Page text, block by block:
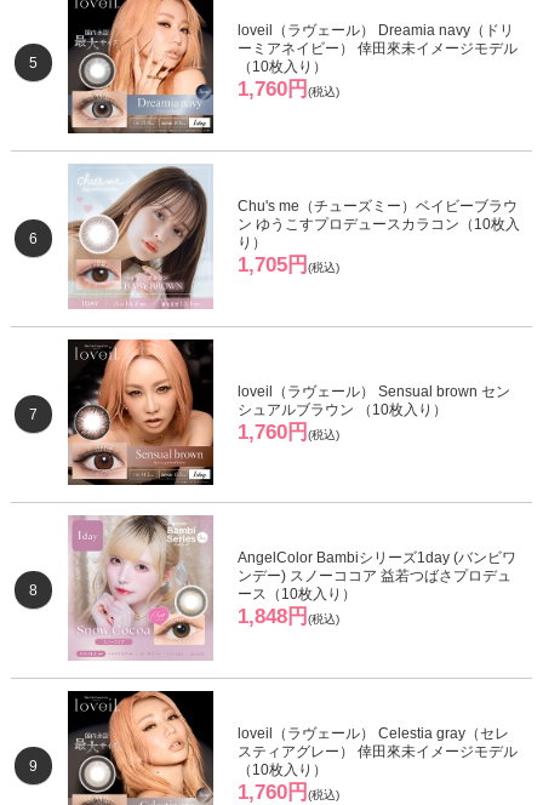
5
loveil（ラヴェール） Dreamia navy（ドリ
ーミアネイビー） 倖田來未イメージモデル
（10枚入り）
1,760円 (税込)
6
Chu's me（チューズミー）ベイビーブラウ
ン ゆうこすプロデュースカラコン（10枚入
り）
1,705円 (税込)
7
loveil（ラヴェール） Sensual brown セン
シュアルブラウン （10枚入り）
1,760円 (税込)
8
AngelColor Bambiシリーズ1day (バンビワ
ンデー) スノーココア 益若つばさプロデュ
ース（10枚入り）
1,848円 (税込)
9
loveil（ラヴェール） Celestia gray（セレ
スティアグレー） 倖田來未イメージモデル
（10枚入り）
1,760円 (税込)